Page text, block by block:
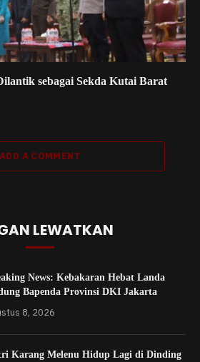
sebagai Sekda Kutai Barat
ADD A COMMENT
LEWATKAN
News: Kebakaran Hebat Landa
Bapenda Provinsi DKI Jakarta
8, 2026
Karang Melenu Hidup Lagi di Dinding